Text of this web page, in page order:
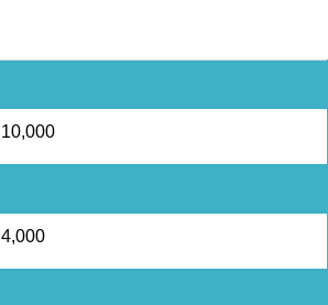
10,000
4,000